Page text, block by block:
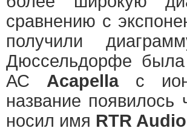
сравнению с
получили
Дюссельдорфе была
АС Acapellaс
название
носил имя RTR